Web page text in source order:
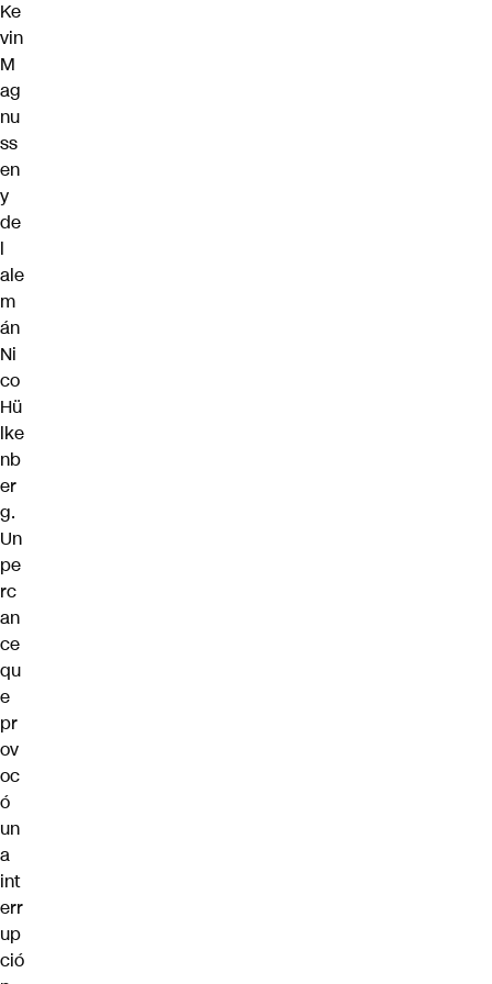
Ke
vin
M
ag
nu
ss
en
y
de
l
ale
m
án
Ni
co
Hü
lke
nb
er
g.
Un
pe
rc
an
ce
qu
e
pr
ov
oc
ó
un
a
int
err
up
ció